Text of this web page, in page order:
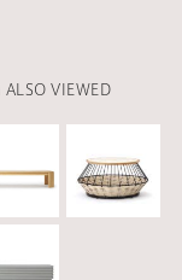
ALSO VIEWED